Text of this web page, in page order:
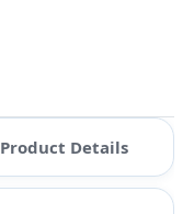
Product Details